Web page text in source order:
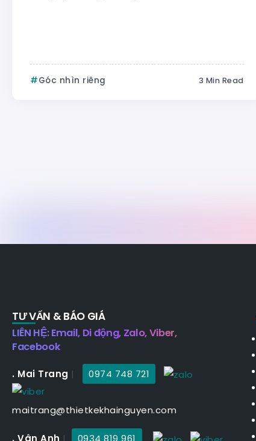
Góc nhìn riêng 3 Min Read
TƯ VẤN & BÁO GIÁ
LIÊN HỆ: Email, Di động, Zalo, Viber,
Facebook
. Mai Trang | 0974 748 721
maitrang@thietkekhainguyen.com